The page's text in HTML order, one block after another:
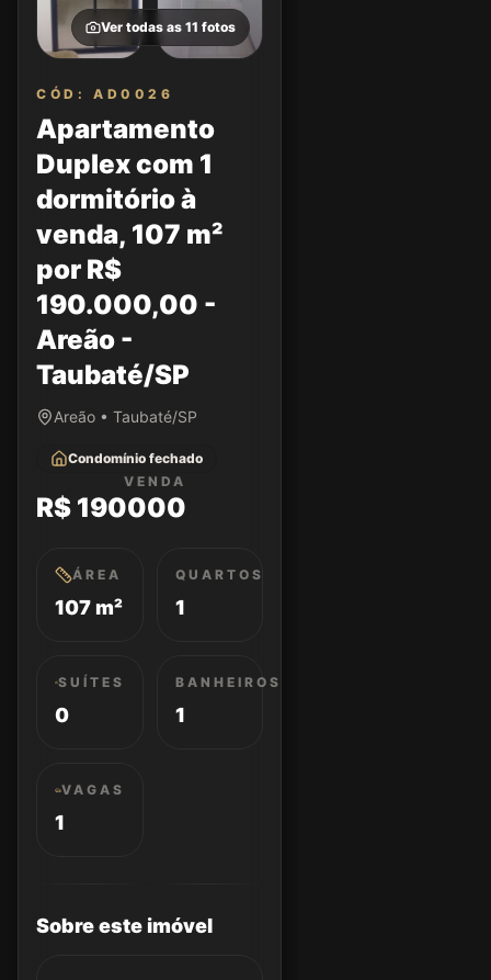
Ver todas as 11 fotos
CÓD: AD0026
Apartamento
Duplex com 1
dormitório à
venda, 107 m²
por R$
190.000,00 -
Areão -
Taubaté/SP
Areão • Taubaté/SP
Condomínio fechado
VENDA
R$ 190000
ÁREA
107 m²
QUARTOS
1
SUÍTES
0
BANHEIROS
1
VAGAS
1
Sobre este imóvel